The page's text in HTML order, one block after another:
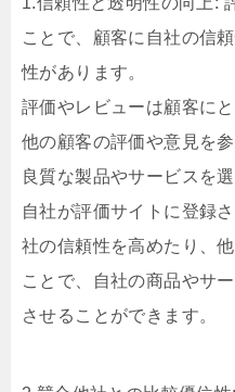
ことで、顧客に自社の信
性があります。
評価やレビューは顧客に
他の顧客の評価や意見を
良質な製品やサービスを
自社が評価サイトに登録
社の信頼性を高めたり、
ことで、自社の商品やサ
させることができます。